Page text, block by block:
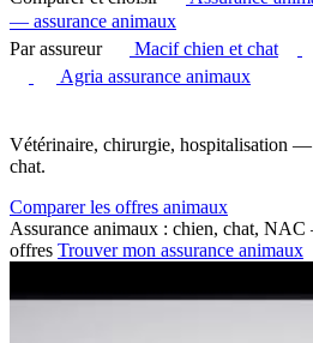
— assurance animaux
Par assureur
Macif chien et chat
Agria assurance animaux
Vétérinaire, chirurgie, hospitalisation
chat.
Comparer les offres animaux
Assurance animaux : chien, chat,
offres Trouver mon assurance animaux